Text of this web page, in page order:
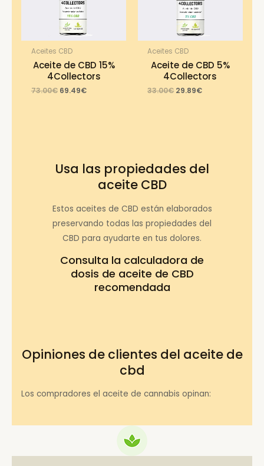
Aceites CBD
Aceite de CBD 15%
4Collectors
73.00€ Original
69.49€Current
Aceites CBD
Aceite de CBD 5%
4Collectors
33.00€ Original
29.89€Current
Usa las propiedades del
aceite CBD
Estos aceites de CBD están elaborados
preservando todas las propiedades del
CBD para ayudarte en tus dolores.
Consulta la calculadora de
dosis de aceite de CBD
recomendada
Opiniones de clientes del aceite de
cbd
Los compradores el aceite de cannabis opinan: